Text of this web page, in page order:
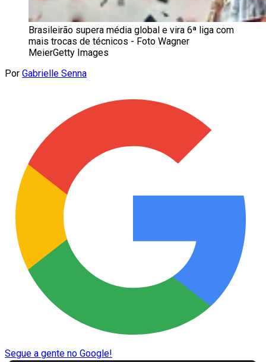
Brasileirão supera média global e vira 6ª liga com
mais trocas de técnicos - Foto Wagner
MeierGetty Images
Por Gabrielle Senna
Segue a gente no Google!